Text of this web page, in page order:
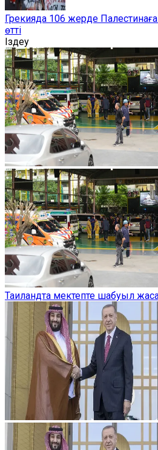
Грекияда 106 жерде
өтті
Іздеу
Таиландта мектепте шабуыл